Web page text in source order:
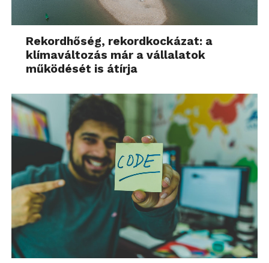
Rekordhőség, rekordkockázat: a
klímaváltozás már a vállalatok
működését is átírja